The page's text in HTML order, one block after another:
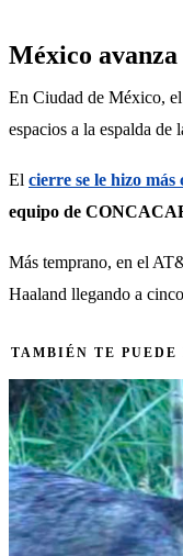
México
En Ciudad de México,
espacios a la espalda de
El cierre se le hizo más
equipo de
Más temprano, en el
Haaland llegando a
TAMBIÉN TE PUEDE
También te